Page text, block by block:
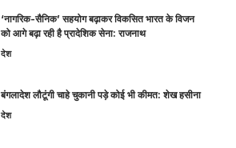
‘नागरिक-सैनिक’ सहयोग बढ़ाकर विकसित भारत के विजन
को आगे बढ़ा रही है प्रादेशिक सेना: राजनाथ
देश
बंगलादेश लौटूंगी चाहे चुकानी पड़े कोई भी कीमत: शेख हसीना
देश